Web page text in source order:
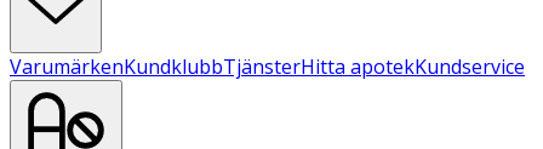
VarumärkenKundklubbTjänsterHitta apotekKundservice